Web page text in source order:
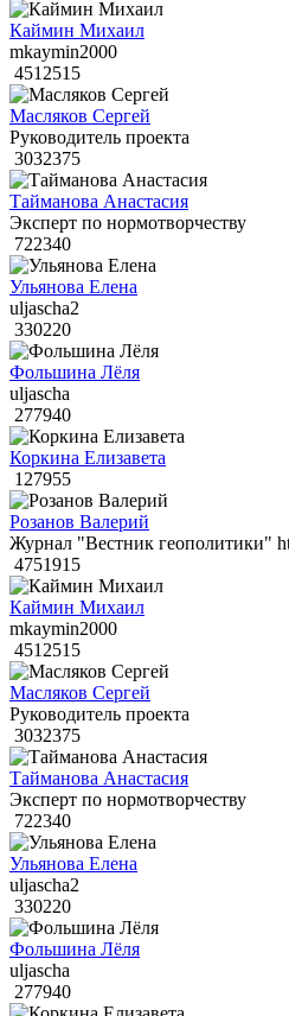
Каймин Михаил
mkaymin2000
4512515
Масляков Сергей
Руководитель проекта
3032375
Тайманова Анастасия
Эксперт по нормотворчеству
722340
Ульянова Елена
uljascha2
330220
Фольшина Лёля
uljascha
277940
Коркина Елизавета
127955
Розанов Валерий
Журнал "Вестник геополитики"
4751915
Каймин Михаил
mkaymin2000
4512515
Масляков Сергей
Руководитель проекта
3032375
Тайманова Анастасия
Эксперт по нормотворчеству
722340
Ульянова Елена
uljascha2
330220
Фольшина Лёля
uljascha
277940